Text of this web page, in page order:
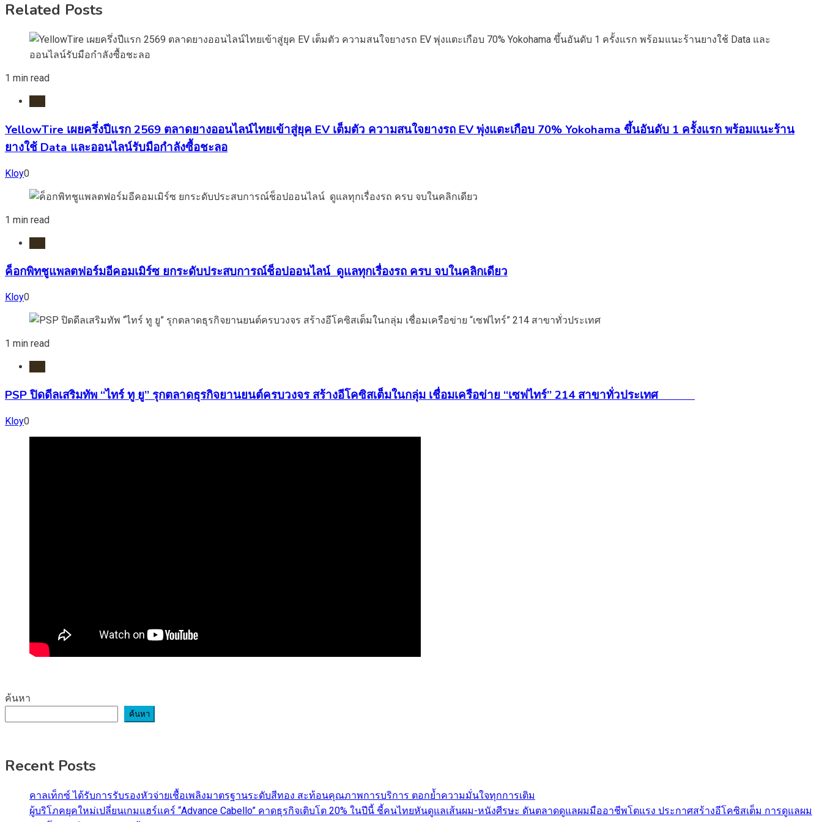
Related Posts
1 min read
YellowTire เผยครึ่งปีแรก 2569 ตลาดยางออนไลน์ไทยเข้าสู่ยุค EV เต็มตัว ความสนใจยางรถ EV พุ่งแตะเกือบ 70% Yokohama ขึ้นอันดับ 1 ครั้งแรก พร้อมแนะร้าน
ยางใช้ Data และออนไลน์รับมือกำลังซื้อชะลอ
Kloy0
1 min read
ค็อกพิทชูแพลตฟอร์มอีคอมเมิร์ซ ยกระดับประสบการณ์ช็อปออนไลน์ ดูแลทุกเรื่องรถ ครบ จบในคลิกเดียว
Kloy0
1 min read
PSP ปิดดีลเสริมทัพ “ไทร์ ทู ยู” รุกตลาดธุรกิจยานยนต์ครบวงจร สร้างอีโคซิสเต็มในกลุ่ม เชื่อมเครือข่าย “เซฟไทร์” 214 สาขาทั่วประเทศ
Kloy0
ค้นหา
ค้นหา
Recent Posts
คาลเท็กซ์ ได้รับการรับรองหัวจ่ายเชื้อเพลิงมาตรฐานระดับสีทอง สะท้อนคุณภาพการบริการ ตอกย้ำความมั่นใจทุกการเติม
ผู้บริโภคยุคใหม่เปลี่ยนเกมแฮร์แคร์ “Advance Cabello” คาดธุรกิจเติบโต 20% ในปีนี้ ชี้คนไทยหันดูแลเส้นผม-หนังศีรษะ ดันตลาดดูแลผมมืออาชีพโตแรง ประกาศสร้างอีโคซิสเต็ม การดูแลผม